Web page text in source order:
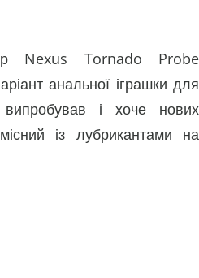
Nexus Tornado Probe
анальної іграшки для
і хоче нових
із лубрикантами на